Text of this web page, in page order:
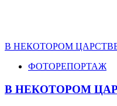
В НЕКОТОРОМ
ФОТОРЕПОРТАЖ
В НЕКОТОРОМ